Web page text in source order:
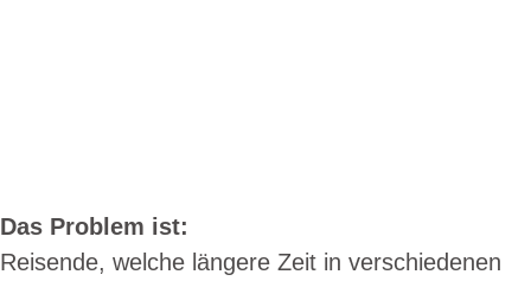
Das Problem ist:
Reisende, welche längere Zeit in verschiedenen